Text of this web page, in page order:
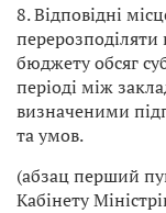
8. Відповідні
перерозподіляти
бюджету обсяг
періоді між
визначеними
та умов.
(абзац перший
Кабінету